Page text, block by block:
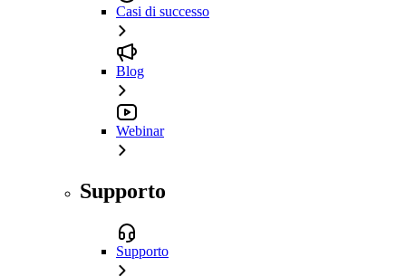
Casi di successo
Blog
Webinar
Supporto
Supporto